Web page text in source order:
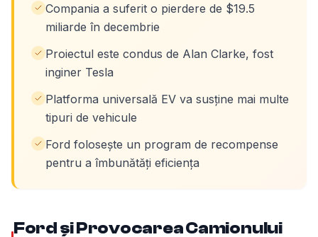
Compania a suferit o pierdere de $19.5
miliarde în decembrie
Proiectul este condus de Alan Clarke, fost
inginer Tesla
Platforma universală EV va susține mai multe
tipuri de vehicule
Ford folosește un program de recompense
pentru a îmbunătăți eficiența
Ford și Provocarea Camionului